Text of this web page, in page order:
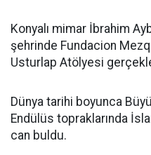
Konyalı mimar İbrahim
şehrinde Fundacion
Usturlap Atölyesi
Dünya tarihi boyunca
Endülüs topraklarında
can buldu.